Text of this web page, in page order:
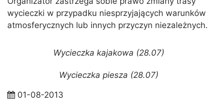
wycieczki w przypadku niesprzyjających warunków
atmosferycznych lub innych przyczyn niezależnych.
Wycieczka kajakowa (28.07)
Wycieczka piesza (28.07)
01-08-2013